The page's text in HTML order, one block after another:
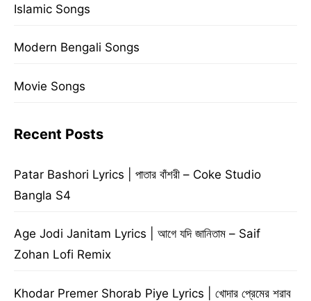
Islamic Songs
Modern Bengali Songs
Movie Songs
Recent Posts
Patar Bashori Lyrics | পাতার বাঁশরী – Coke Studio
Bangla S4
Age Jodi Janitam Lyrics | আগে যদি জানিতাম – Saif
Zohan Lofi Remix
Khodar Premer Shorab Piye Lyrics | খোদার প্রেমের শরাব